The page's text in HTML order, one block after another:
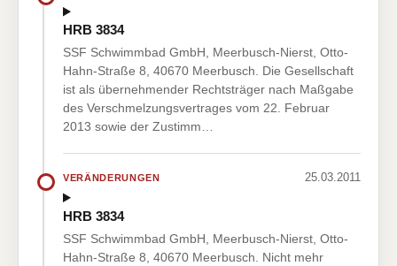
HRB 3834
SSF Schwimmbad GmbH, Meerbusch-Nierst, Otto-
Hahn-Straße 8, 40670 Meerbusch. Die Gesellschaft
ist als übernehmender Rechtsträger nach Maßgabe
des Verschmelzungsvertrages vom 22. Februar
2013 sowie der Zustimm…
VERÄNDERUNGEN 25.03.2011
HRB 3834
SSF Schwimmbad GmbH, Meerbusch-Nierst, Otto-
Hahn-Straße 8, 40670 Meerbusch. Nicht mehr